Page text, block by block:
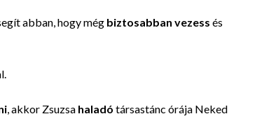
abban, hogy még biztosabban vezess és
, akkor Zsuzsa haladó társastánc órája Neked